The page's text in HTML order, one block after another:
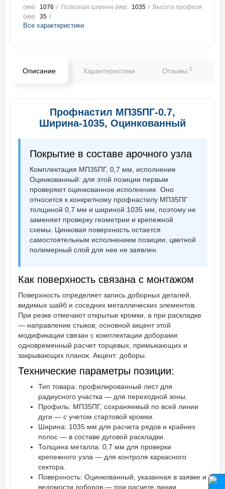
(мм)
1076 Полезная ширина (мм) 1035
Высота профиля
(мм)
35
Все характеристики
Описание Характеристики Отзывы 0
Профнастил МП35ПГ-0.7,
Ширина-1035, Оцинкованный
Покрытие в составе арочного узла
Комплектация МП35ПГ, 0,7 мм, исполнение
Оцинкованный: для этой позиции первым
проверяют оцинкованное исполнение. Оно
относится к конкретному профнастилу МП35ПГ
толщиной 0,7 мм и шириной 1035 мм, поэтому не
заменяет проверку геометрии и крепежной
схемы. Цинковая поверхность остается
самостоятельным исполнением позиции; цветной
полимерный слой для нее не заявлен.
Как поверхность связана с монтажом
Поверхность определяет запись доборных деталей,
видимых шайб и соседних металлических элементов.
При резке отмечают открытые кромки, а при раскладке
— направление стыков; основной акцент этой
модификации связан с комплектации доборами:
одновременный расчет торцевых, примыкающих и
закрывающих планок. Акцент: доборы.
Технические параметры позиции:
Тип товара: профилированный лист для
радиусного участка — для переходной зоны.
Профиль: МП35ПГ, сохраняемый по всей линии
дуги — с учетом стартовой кромки.
Ширина: 1035 мм для расчета рядов и крайних
полос — в составе дуговой раскладки.
Толщина металла: 0,7 мм для проверки
крепежного узла — для контроля каркасного
сектора.
Поверхность: Оцинкованный, указанная в заявке и
ведомости доборов — при расчете линии